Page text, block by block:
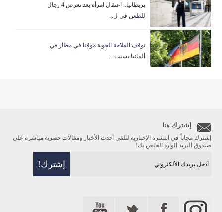
بريطانيا.. اعتقال امرأة بعد تعرض 4 رجال
للطعن في ل...
توقف الملاحة الجوية موقتا في مطار في
ألمانيا بسبب ...
إشترك هنا
إشترك مجاناً في النشرة الإخبارية لتلقي أحدث الأخبار ومقالات حصرية مباشرة على
صندوق البريد الوارد الخاص بك!